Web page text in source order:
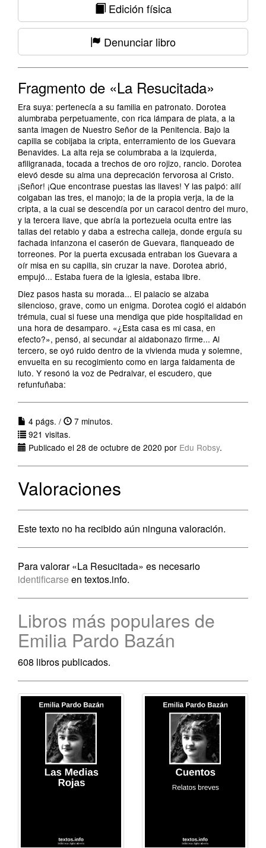
Edición física
Denunciar libro
Fragmento de «La Resucitada»
Era suya: pertenecía a su familia en patronato. Dorotea
alumbraba perpetuamente, con rica lámpara de plata, a la
santa imagen de Nuestro Señor de la Penitencia. Bajo la
capilla se cobijaba la cripta, enterramiento de los Guevara
Benavides. La alta reja se columbraba a la izquierda,
afiligranada, tocada a trechos de oro rojizo, rancio. Dorotea
elevó desde su alma una deprecación fervorosa al Cristo.
¡Señor! ¡Que encontrase puestas las llaves! Y las palpó: allí
colgaban las tres, el manojo; la de la propia verja, la de la
cripta, a la cual se descendía por un caracol dentro del muro,
y la tercera llave, que abría la portezuela oculta entre las
tallas del retablo y daba a estrecha calleja, donde erguía su
fachada infanzona el caserón de Guevara, flanqueado de
torreones. Por la puerta excusada entraban los Guevara a
oír misa en su capilla, sin cruzar la nave. Dorotea abrió,
empujó... Estaba fuera de la iglesia, estaba libre.
Diez pasos hasta su morada... El palacio se alzaba
silencioso, grave, como un enigma. Dorotea cogió el aldabón
trémula, cual si fuese una mendiga que pide hospitalidad en
una hora de desamparo. «¿Esta casa es mi casa, en
efecto?», pensó, al secundar al aldabonazo firme... Al
tercero, se oyó ruido dentro de la vivienda muda y solemne,
envuelta en su recogimiento como en larga faldamenta de
luto. Y resonó la voz de Pedralvar, el escudero, que
refunfuñaba:
4 págs. /
7 minutos.
921 visitas.
Publicado el 28 de octubre de 2020 por Edu Robsy.
Valoraciones
Este texto no ha recibido aún ninguna valoración.
Para valorar «La Resucitada» es necesario
identificarse en textos.info.
Libros más populares de
Emilia Pardo Bazán
608 libros publicados.